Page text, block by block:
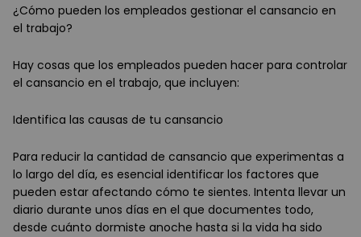
¿Cómo pueden los empleados gestionar el cansancio en
el trabajo?
Hay cosas que los empleados pueden hacer para controlar
el cansancio en el trabajo, que incluyen:
Identifica las causas de tu cansancio
Para reducir la cantidad de cansancio que experimentas a
lo largo del día, es esencial identificar los factores que
pueden estar afectando cómo te sientes. Intenta llevar un
diario durante unos días en el que documentes todo,
desde cuánto dormiste anoche hasta si la vida ha sido